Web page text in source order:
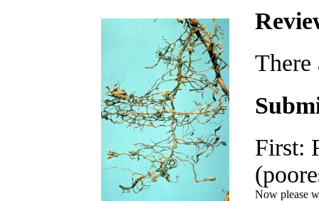
There
First:
Now please